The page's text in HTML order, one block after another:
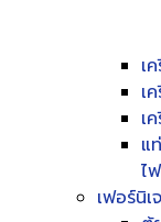
เ
เ
เ
แ
ไ
เฟอร์นิ